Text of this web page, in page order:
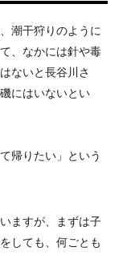
潮干狩りのように
、なかには針や毒
ないと長谷川さ
にはいないとい
帰りたい」という
ますが、まずは子
しても、何ごとも